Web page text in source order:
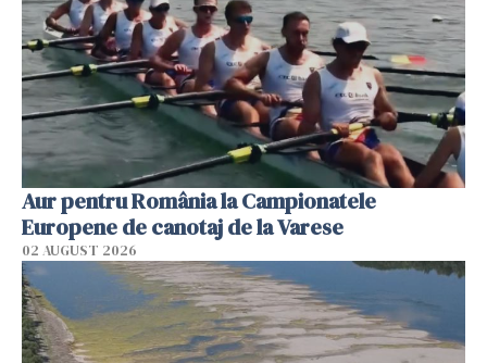
Aur pentru România la Campionatele
Europene de canotaj de la Varese
02 AUGUST 2026